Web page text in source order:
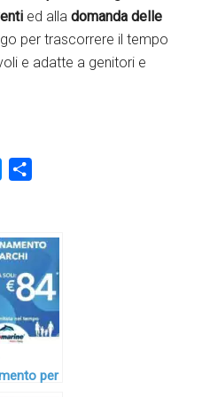
ed alladomanda delle
per trascorrere il tempo
e adatte a genitori e
Messenger
per